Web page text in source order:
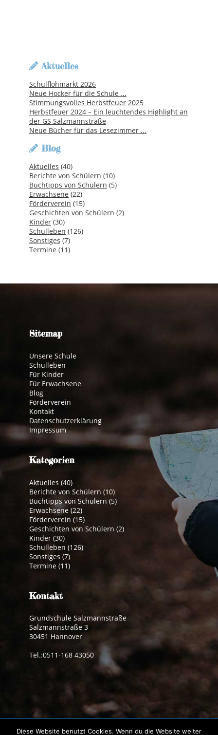
Aktuelles
Schulflohmarkt 2026
Neue Hocker für die Schule ...
Stimmungsvolles Herbstfeuer 2025
Herbstfeuer 2024 – Ein leuchtendes Highlight an
der GS Salzmannstraße
Neue Bücher für das Lesezimmer ...
Blog
Aktuelles (40)
Berichte von Schülern (10)
Buchtipps von Schülern (5)
Erwachsene (22)
Förderverein (15)
Geschichten von Schülern (2)
Kinder (30)
Schulleben (126)
Sonstiges (7)
Termine (11)
Sitemap
Unsere Schule
Schulleben
Für Kinder
Für Erwachsene
Blog
Förderverein
Kontakt
Datenschutzerklärung
Impressum
Kategorien
Aktuelles (40)
Berichte von Schülern (10)
Buchtipps von Schülern (5)
Erwachsene (22)
Förderverein (15)
Geschichten von Schülern (2)
Kinder (30)
Schulleben (126)
Sonstiges (7)
Termine (11)
Kontakt
Grundschule Salzmannstraße
Salzmannstraße 3
30451 Hannover
Tel.:0511-168 43050
Diese Website benutzt Cookies. Wenn du die Website weiter